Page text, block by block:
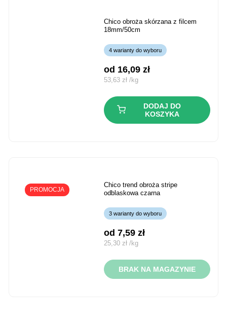
chico obroża skórzana z filcem
18mm/50cm
4 warianty do wyboru
od 16,09zł
53,63zł /kg
DODAJ DO
KOSZYKA
PROMOCJA
chico trend obroża stripe
odblaskowa czarna
3 warianty do wyboru
od 7,59zł
25,30zł /kg
BRAK NA MAGAZYNIE